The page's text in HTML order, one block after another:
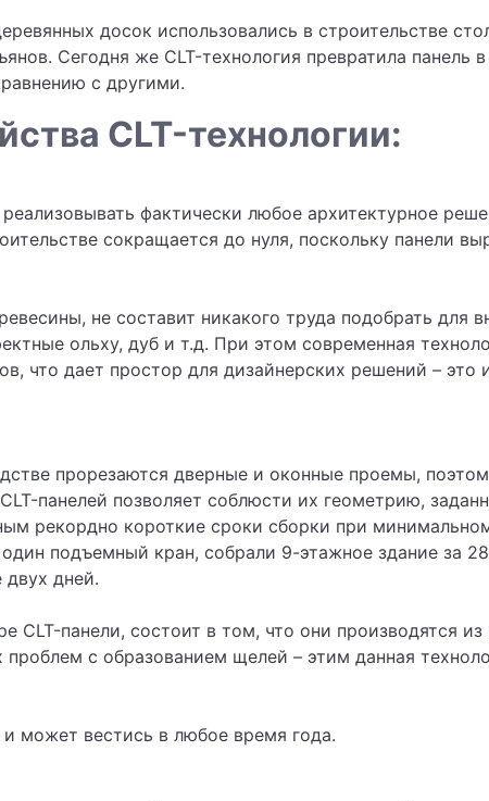
досок использовались в строительстве
Сегодня же CLT-технология превратила панель
с другими.
CLT-технологии:
фактически любое архитектурное
сокращается до нуля, поскольку панели
не составит никакого труда подобрать для
ольху, дуб и т.д. При этом современная
что дает простор для дизайнерских решений – это
прорезаются дверные и оконные проемы,
панелей позволяет соблюсти их геометрию,
рекордно короткие сроки сборки при
подъемный кран, собрали 9-этажное здание за
дней.
CLT-панели, состоит в том, что они производятся
с образованием щелей – этим данная
может вестись в любое время года.